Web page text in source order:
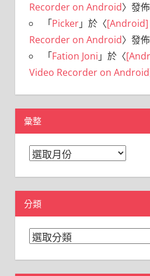
Recorder on Android〉發
「Picker」於〈[Android]
Recorder on Android〉發
「Fation Joni 」於〈
Video Recorder on Android
彙整
彙
分類
分